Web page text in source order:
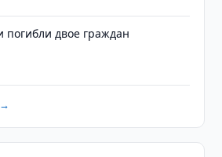
двое граждан